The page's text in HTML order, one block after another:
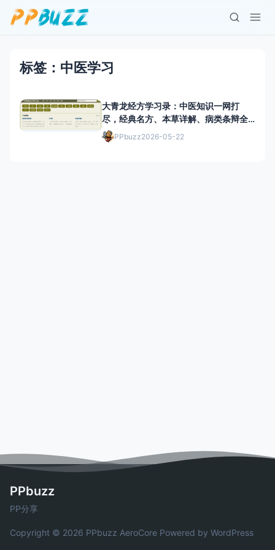
标签：中医学习
大青龙经方学习录：中医知识一网打
尽，经典名方、本草详解、病类条辩全
都有PPbuzz2026-05-22
PPbuzz
PP分享
Copyright © 2026 PPbuzz AeroCore Powered by WordPress